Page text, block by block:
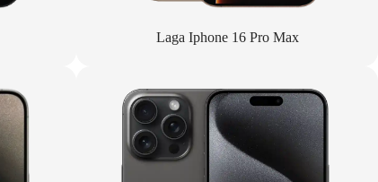
Laga Iphone 16 Pro Max